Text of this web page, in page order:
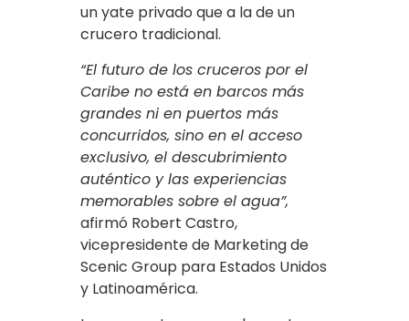
un yate privado que a la de un
crucero tradicional.
“El futuro de los cruceros por el
Caribe no está en barcos más
grandes ni en puertos más
concurridos, sino en el acceso
exclusivo, el descubrimiento
auténtico y las experiencias
memorables sobre el agua”,
afirmó Robert Castro,
vicepresidente de Marketing de
Scenic Group para Estados Unidos
y Latinoamérica.